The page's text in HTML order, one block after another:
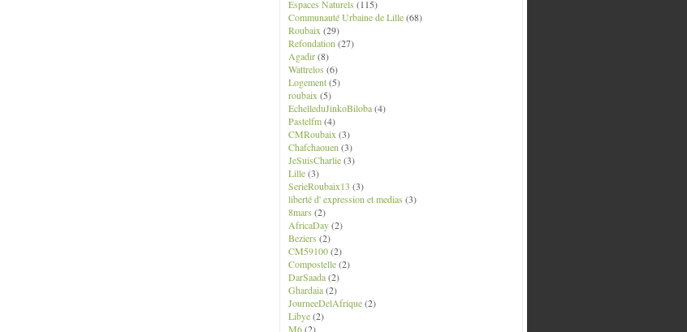
Espaces Naturels (115)
Communauté Urbaine de Lille(68)
Roubaix (29)
Refondation (27)
Agadir(8)
Wattrelos (6)
Logement(5)
roubaix (5)
EchelleduJinkoBiloba(4)
Pastelfm(4)
CMRoubaix (3)
Chafchaouen (3)
JeSuisCharlie(3)
Lille(3)
SerieRoubaix13 (3)
liberté d' expression et medias (3)
8mars (2)
AfricaDay(2)
Beziers (2)
CM59100(2)
Compostelle(2)
DarSaada(2)
Ghardaia(2)
JourneeDelAfrique(2)
Libye(2)
M6(2)